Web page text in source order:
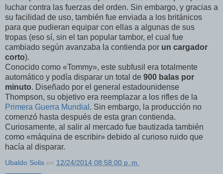
luchar contra las fuerzas del orden. Sin embargo, y gracias a
su facilidad de uso, también fue enviada a los británicos
para que pudieran equipar con ellas a algunas de sus
tropas (eso sí, sin el tan popular tambor, el cual fue
cambiado según avanzaba la contienda por un cargador
corto).
Conocido como «Tommy», este subfusil era totalmente
automático y podía disparar un total de 900 balas por
minuto. Diseñado por el general estadounidense
Thompson, su objetivo era reemplazar a los rifles de la
Primera Guerra Mundial . Sin embargo, la producción no
comenzó hasta después de esta gran contienda.
Curiosamente, al salir al mercado fue bautizada también
como «máquina de escribir» debido al curioso ruido que
hacía al disparar.
Ubaldo Solis en 12/24/2014 08:58:00 p. m.